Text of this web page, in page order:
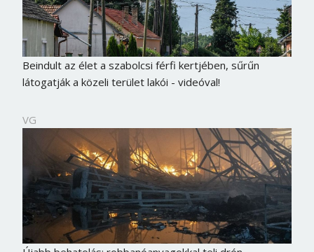
Beindult az élet a szabolcsi férfi kertjében, sűrűn
látogatják a közeli terület lakói - videóval!
VG